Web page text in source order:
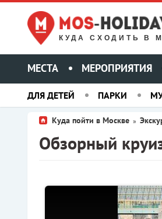
КУДА СХОДИТЬ В
МЕСТА МЕРОПРИЯТИЯ
ДЛЯ ДЕТЕЙ ПАРКИ
Куда пойти в Москве »
Обзорный